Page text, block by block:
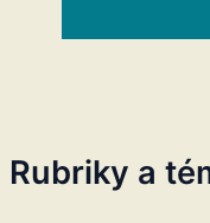
Rubriky a